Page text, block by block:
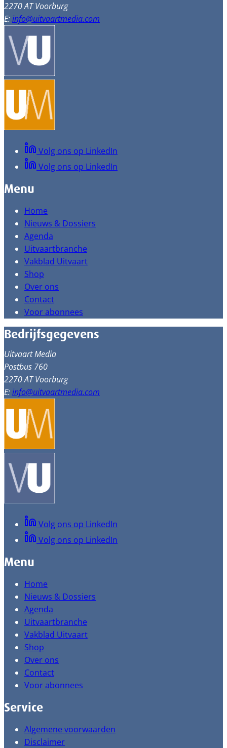
2270 AT Voorburg
E:info@uitvaartmedia.com
Volg ons op LinkedIn
Volg ons op LinkedIn
Menu
Home
Nieuws & Dossiers
Agenda
Uitvaartbranche
Vakblad Uitvaart
Shop
Over ons
Contact
Voor abonnees
Bedrijfsgegevens
Uitvaart Media
Postbus 760
2270 AT Voorburg
E:info@uitvaartmedia.com
Volg ons op LinkedIn
Volg ons op LinkedIn
Menu
Home
Nieuws & Dossiers
Agenda
Uitvaartbranche
Vakblad Uitvaart
Shop
Over ons
Contact
Voor abonnees
Service
Algemene voorwaarden
Disclaimer